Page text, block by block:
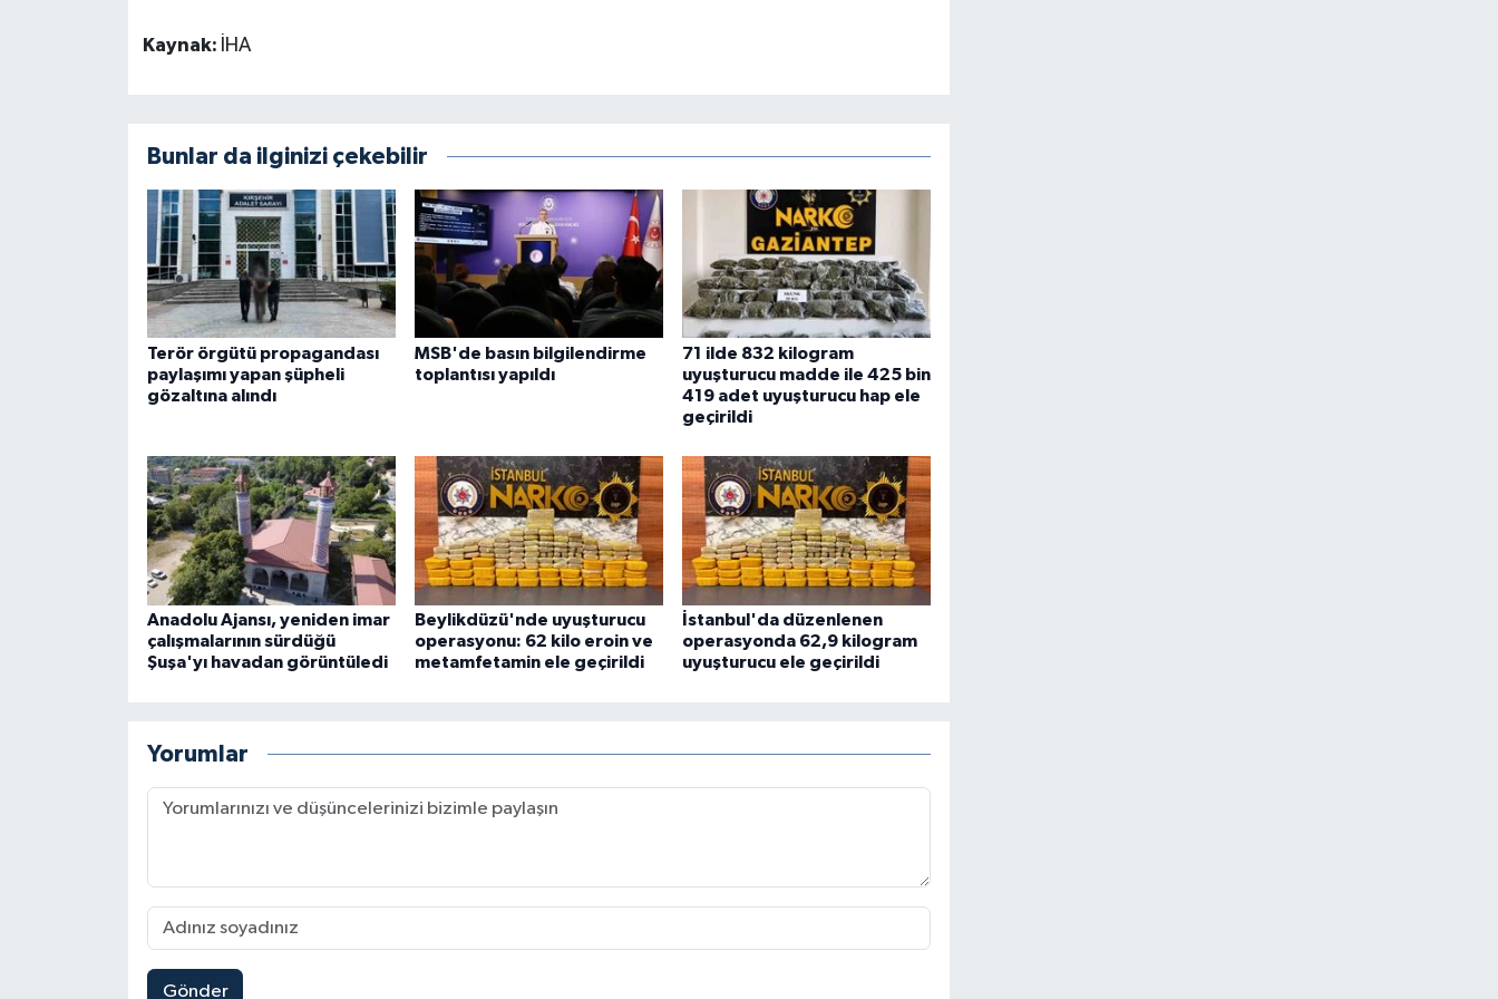
Kaynak: İHA
Bunlar da ilginizi çekebilir
Terör örgütü propagandası
paylaşımı yapan şüpheli
gözaltına alındı
MSB'de basın bilgilendirme
toplantısı yapıldı
71 ilde 832 kilogram
uyuşturucu madde ile 425 bin
419 adet uyuşturucu hap ele
geçirildi
Anadolu Ajansı, yeniden imar
çalışmalarının sürdüğü
Şuşa'yı havadan görüntüledi
Beylikdüzü'nde uyuşturucu
operasyonu: 62 kilo eroin ve
metamfetamin ele geçirildi
İstanbul'da düzenlenen
operasyonda 62,9 kilogram
uyuşturucu ele geçirildi
Yorumlar
Gönder